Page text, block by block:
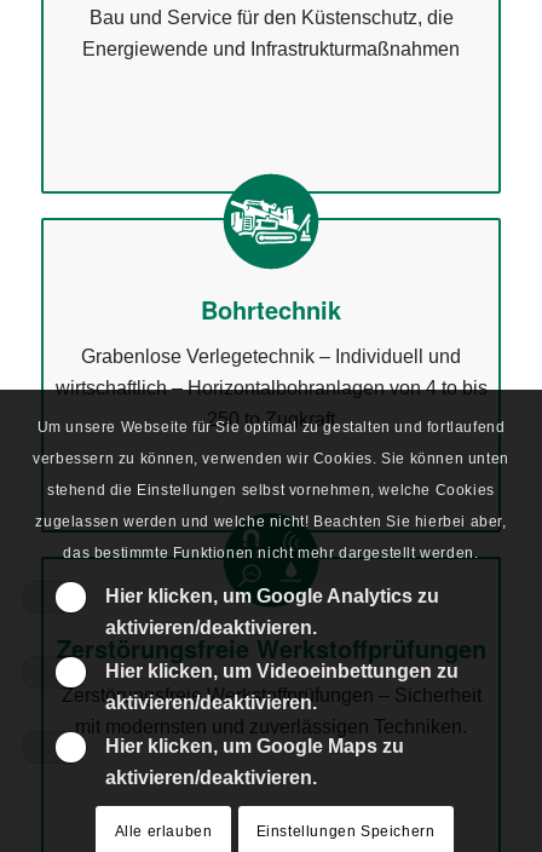
Bau und Service für den Küstenschutz, die
Energiewende und Infrastrukturmaßnahmen
Bohrtechnik
Grabenlose Verlegetechnik – Individuell und
wirtschaftlich – Horizontalbohranlagen von 4 to bis
250 to Zugkraft
Zerstörungsfreie Werkstoffprüfungen
Zerstörungsfreie Werkstoffprüfungen – Sicherheit
mit modernsten und zuverlässigen Techniken.
Um unsere Webseite für Sie optimal zu gestalten und fortlaufend
verbessern zu können, verwenden wir Cookies. Sie können unten
stehend die Einstellungen selbst vornehmen, welche Cookies
zugelassen werden und welche nicht! Beachten Sie hierbei aber,
das bestimmte Funktionen nicht mehr dargestellt werden.
Hier klicken, um Google Analytics zu
aktivieren/deaktivieren.
Hier klicken, um Videoeinbettungen zu
aktivieren/deaktivieren.
Hier klicken, um Google Maps zu
aktivieren/deaktivieren.
Alle erlauben Einstellungen Speichern